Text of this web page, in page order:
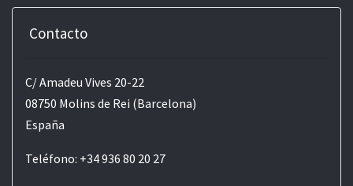
Contacto
C/ Amadeu Vives 20-22
08750 Molins de Rei (Barcelona)
España
Teléfono: +34 936 80 20 27